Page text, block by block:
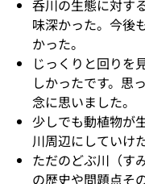
呑川の生態に対す
味深かった。今後
かった。
じっくりと回りを
しかったです。思
念に思いました。
少しでも動植物が
川周辺にしていけ
ただのどぶ川（す
の歴史や問題点そ